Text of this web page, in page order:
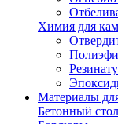
Химия для
Материалы
Бетонный